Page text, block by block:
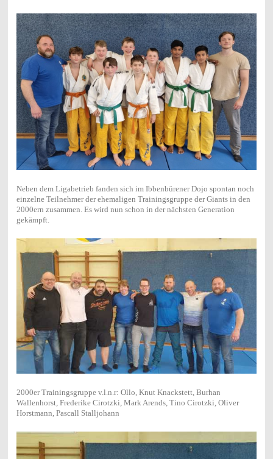
Neben dem Ligabetrieb fanden sich im Ibbenbürener Dojo spontan noch
einzelne Teilnehmer der ehemaligen Trainingsgruppe der Giants in den
2000ern zusammen. Es wird nun schon in der nächsten Generation
gekämpft.
2000er Trainingsgruppe v.l.n.r: Ollo, Knut Knackstett, Burhan
Wallenhorst, Frederike Cirotzki, Mark Arends, Tino Cirotzki, Oliver
Horstmann, Pascall Stalljohann